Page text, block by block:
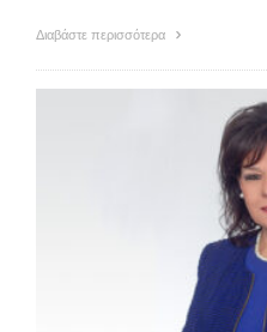
Διαβάστε περισσότερα